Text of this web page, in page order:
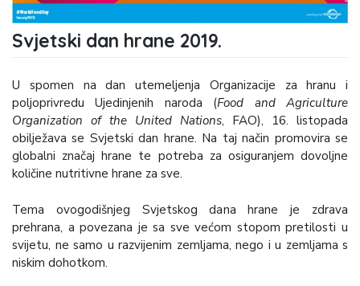
Svjetski dan hrane 2019.
U spomen na dan utemeljenja Organizacije za hranu i
poljoprivredu Ujedinjenih naroda (Food and Agriculture
Organization of the United Nations, FAO), 16. listopada
obilježava se Svjetski dan hrane. Na taj način promovira se
globalni značaj hrane te potreba za osiguranjem dovoljne
količine nutritivne hrane za sve.
Tema ovogodišnjeg Svjetskog dana hrane je zdrava
prehrana, a povezana je sa sve većom stopom pretilosti u
svijetu, ne samo u razvijenim zemljama, nego i u zemljama s
niskim dohotkom.